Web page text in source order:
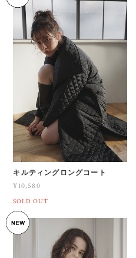
キルティングロングコート
¥10,580
SOLD OUT